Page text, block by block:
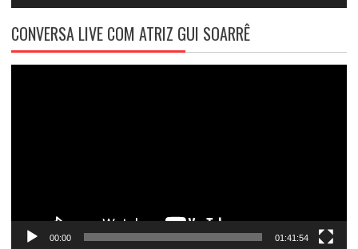
CONVERSA LIVE COM ATRIZ GUI SOARRÊ
00:00 01:41:54